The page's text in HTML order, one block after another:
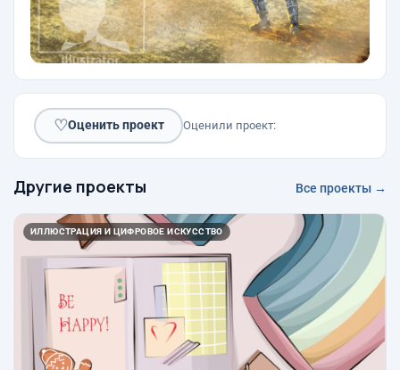
♡Оценить проект Оценили проект:
Другие проекты Все проекты →
ИЛЛЮСТРАЦИЯ И ЦИФРОВОЕ ИСКУССТВО